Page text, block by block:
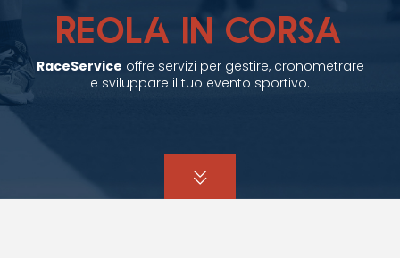
REOLA IN CORSA
RaceService offre servizi per gestire, cronometrare
e sviluppare il tuo evento sportivo.